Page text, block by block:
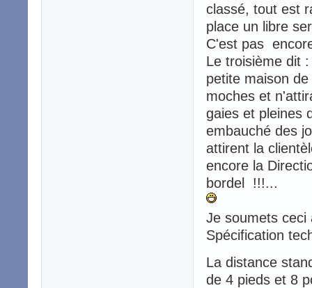
classé, tout est
place un libre
C'est pas
Le troisième dit
petite maison
moches et
gaies et pleines
embauché des
attirent la
encore la
bordel !!!...
Je soumets ceci
Spécification
La distance
de 4 pieds et 8